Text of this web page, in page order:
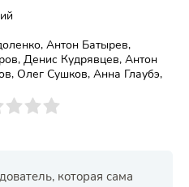
Антон Батырев,
Денис Кудрявцев, Антон
Олег Сушков, Анна Глаубэ,
которая сама